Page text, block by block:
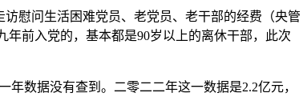
慰问生活困难党员、老党员、老干部的经费（央管
前入党的，基本都是90岁以上的离休干部，此次
数据没有查到。二零二二年这一数据是2.2亿元，